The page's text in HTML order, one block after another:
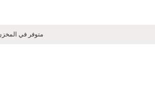
متوفر في